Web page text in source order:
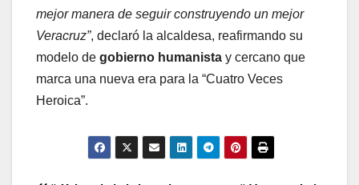
mejor manera de seguir construyendo un mejor
Veracruz”, declaró la alcaldesa, reafirmando su
modelo de gobierno humanista y cercano que
marca una nueva era para la “Cuatro Veces
Heroica”.